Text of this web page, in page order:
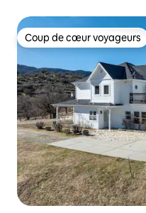
Coup de cœur voyageurs
Coup de cœur voyageurs